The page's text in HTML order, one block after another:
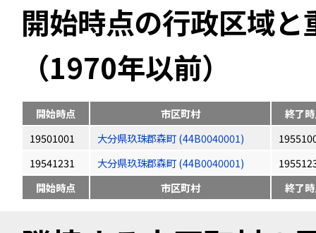
開始時点の行政区域
（1970年以前）
開始時点 市区町村
終了
19501001
大分県玖珠郡森町 (44B0040001)
19541231
大分県玖珠郡森町 (44B0040001)
開始時点
市区町村 終了